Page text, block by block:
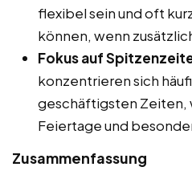
flexibel sein und oft
können, wenn
Fokus auf
konzentrieren sich
geschäftigsten Zeiten,
Feiertage und
Zusammenfassung